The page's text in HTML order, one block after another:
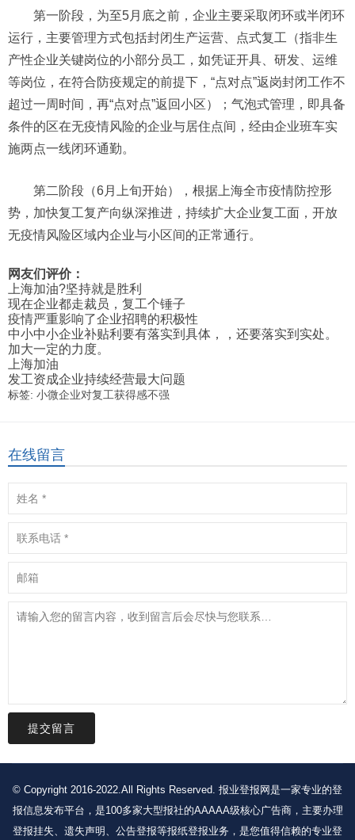
第一阶段，为至5月底之前，企业主要采取闭环或半闭环
运行，主要管理方式包括封闭生产运营、点式复工（指非生
产性企业关键岗位的小部分员工，如凭证开具、研发、运维
等岗位，在符合防疫规定的前提下，“点对点”返岗封闭工作不
超过一周时间，再“点对点”返回小区）；气泡式管理，即具备
条件的区在无疫情风险的企业与居住点间，经由企业班车实
施两点一线闭环通勤。
第二阶段（6月上旬开始），根据上海全市疫情防控形
势，加快复工复产向纵深推进，持续扩大企业复工面，开放
无疫情风险区域内企业与小区间的正常通行。
网友们评价：
上海加油?坚持就是胜利
现在企业都走裁员，复工个锤子
疫情严重影响了企业招聘的积极性
中小中小企业补贴利要有落实到具体，，还要落实到实处。
加大一定的力度。
上海加油
发工资成企业持续经营最大问题
标签: 小微企业对复工获得感不强
在线留言
提交留言
© Copyright 2016-2022.All Rights Reserved. 报业登报网是一家专业的登
报信息发布平台，是100多家大型报社的AAAAA级核心广告商，主要办理
登报挂失、遗失声明、公告登报等报纸登报业务，是您值得信赖的专业登